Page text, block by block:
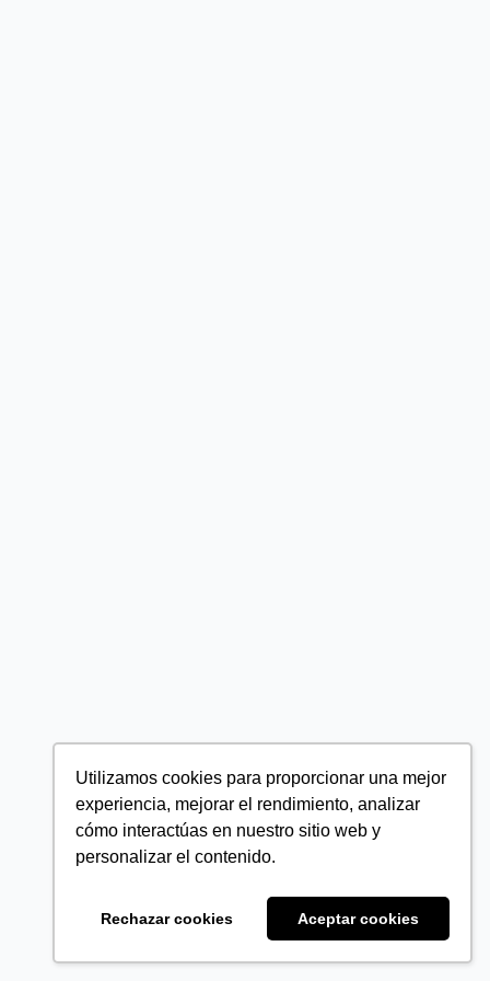
Utilizamos cookies para proporcionar una mejor
experiencia, mejorar el rendimiento, analizar
cómo interactúas en nuestro sitio web y
personalizar el contenido.
Rechazar cookies Aceptar cookies